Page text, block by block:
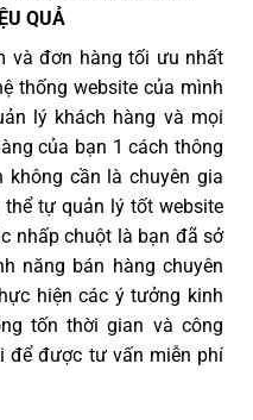
QUẢ
và đơn hàng tối ưu nhất
thống website của mình
lý khách hàng và mọi
của bạn 1 cách thông
không cần là chuyên gia
tự quản lý tốt website
nhấp chuột là bạn đã sở
năng bán hàng chuyên
hiện các ý tưởng kinh
tốn thời gian và công
để được tư vấn miễn phí